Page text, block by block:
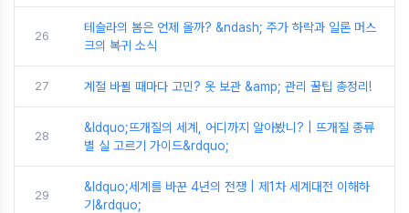
26
테슬라의 봄은 언제 올까? &ndash; 주가 하락과 일론 머스
크의 복귀 소식
27 계절 바뀔 때마다 고민? 옷 보관 &amp; 관리 꿀팁 총정리!
28
&ldquo;뜨개질의 세계, 어디까지 알아봤니? | 뜨개질 종류
별 실 고르기 가이드&rdquo;
29
&ldquo;세계를 바꾼 4년의 전쟁 | 제1차 세계대전 이해하
기&rdquo;